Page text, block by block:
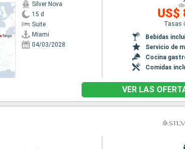
Silver Nova
15 d
Suite
Miami
04/03/2028
US$
Tasas
Bebidas
Servicio de
Cocina
Comidas
VER LAS